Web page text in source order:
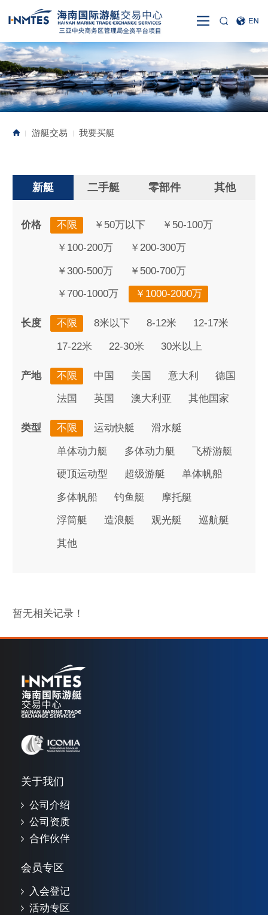
| 游艇交易 | 我要买艇
新艇 二手艇 零部件 其他
价格 不限 ￥50万以下 ￥50-100万
￥100-200万 ￥200-300万
￥300-500万 ￥500-700万
￥700-1000万 ￥1000-2000万
长度 不限 8米以下 8-12米 12-17米
17-22米 22-30米 30米以上
产地 不限 中国 美国 意大利 德国
法国 英国 澳大利亚 其他国家
类型 不限 运动快艇 滑水艇
单体动力艇 多体动力艇 飞桥游艇
硬顶运动型 超级游艇 单体帆船
多体帆船 钓鱼艇 摩托艇
浮筒艇 造浪艇 观光艇 巡航艇
其他
暂无相关记录！
关于我们
公司介绍
公司资质
合作伙伴
会员专区
入会登记
活动专区